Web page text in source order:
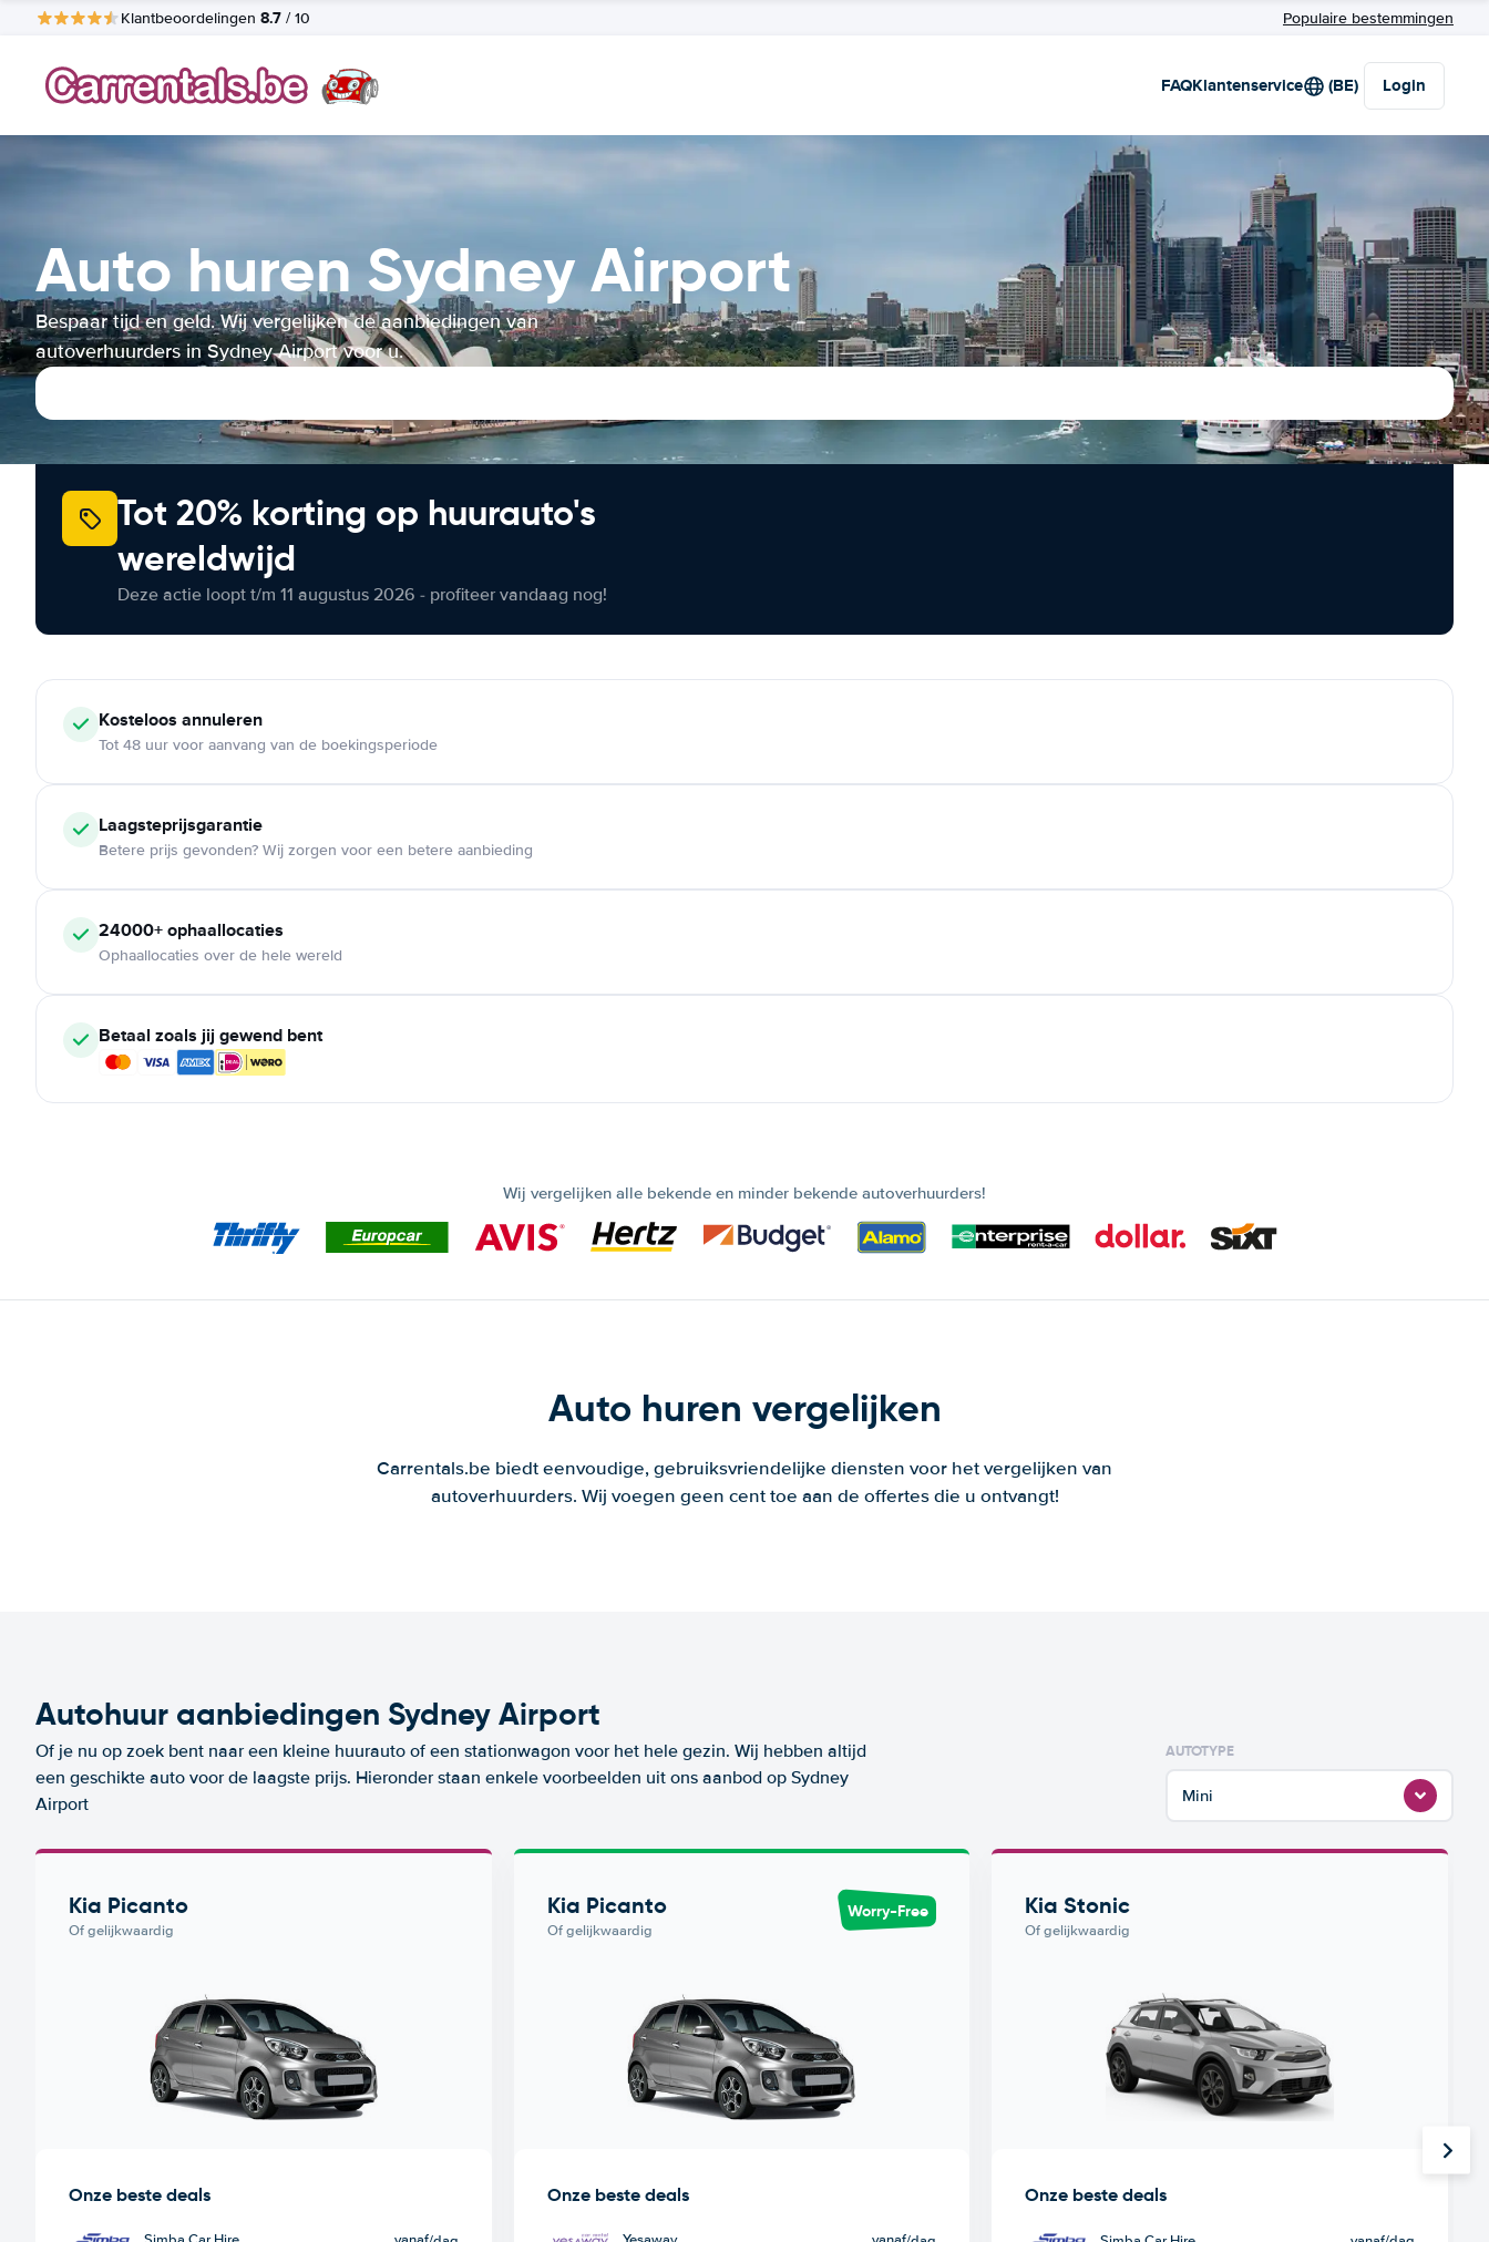
Klantbeoordelingen 8.7 / 10 Populaire bestemmingen
FAQKlantenservice (BE) Login
Auto huren Sydney Airport
Bespaar tijd en geld. Wij vergelijken de aanbiedingen van
autoverhuurders in Sydney Airport voor u.
Tot 20% korting op huurauto's
wereldwijd
Deze actie loopt t/m 11 augustus 2026 - profiteer vandaag nog!
Kosteloos annuleren
Tot 48 uur voor aanvang van de boekingsperiode
Laagsteprijsgarantie
Betere prijs gevonden? Wij zorgen voor een betere aanbieding
24000+ophaallocaties
Ophaallocaties over de hele wereld
Betaal zoals jij gewend bent
Wij vergelijken alle bekende en minder bekende autoverhuurders!
Auto huren vergelijken
Carrentals.be biedt eenvoudige, gebruiksvriendelijke diensten voor het vergelijken van
autoverhuurders. Wij voegen geen cent toe aan de offertes die u ontvangt!
Autohuur aanbiedingen Sydney Airport
Of je nu op zoek bent naar een kleine huurauto of een stationwagon voor het hele gezin. Wij hebben altijd
een geschikte auto voor de laagste prijs. Hieronder staan enkele voorbeelden uit ons aanbod op Sydney
Airport
AUTOTYPE
Mini
Kia Picanto
Of gelijkwaardig
Onze beste deals
Kia Picanto
Of gelijkwaardig
Worry-Free
Onze beste deals
Kia Stonic
Of gelijkwaardig
Onze beste deals